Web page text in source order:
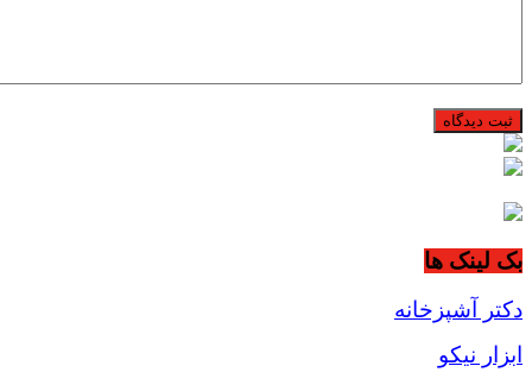
بک لینک ها
دکتر آشپزخانه
ابزار نیکو